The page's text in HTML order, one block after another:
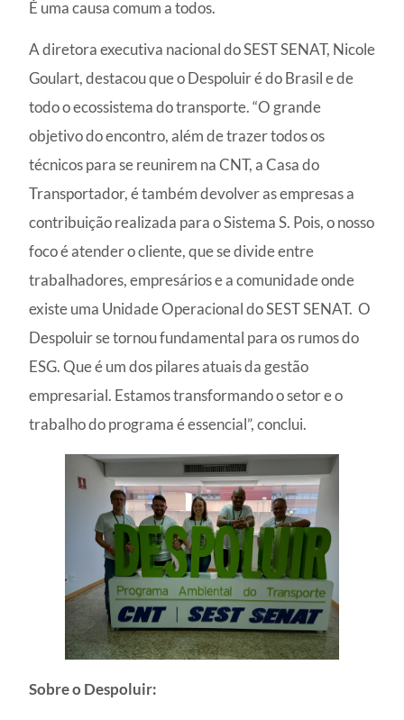
É uma causa comum a todos.
A diretora executiva nacional do SEST SENAT, Nicole
Goulart, destacou que o Despoluir é do Brasil e de
todo o ecossistema do transporte. “O grande
objetivo do encontro, além de trazer todos os
técnicos para se reunirem na CNT, a Casa do
Transportador, é também devolver as empresas a
contribuição realizada para o Sistema S. Pois, o nosso
foco é atender o cliente, que se divide entre
trabalhadores, empresários e a comunidade onde
existe uma Unidade Operacional do SEST SENAT. O
Despoluir se tornou fundamental para os rumos do
ESG. Que é um dos pilares atuais da gestão
empresarial. Estamos transformando o setor e o
trabalho do programa é essencial”, conclui.
Sobre o Despoluir: